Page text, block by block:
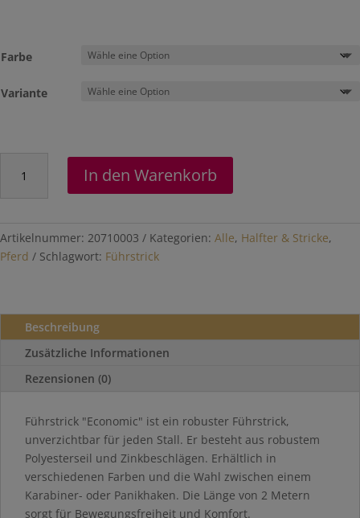
Farbe
Variante
"Economic"
In den Warenkorb
Artikelnummer: 20710003 Kategorien: Alle, Halfter & Stricke,
Pferd
Schlagwort: Führstrick
Beschreibung
Zusätzliche Informationen
Rezensionen (0)
Führstrick "Economic" ist ein robuster Führstrick,
unverzichtbar für jeden Stall. Er besteht aus robustem
Polyesterseil und Zinkbeschlägen. Erhältlich in
verschiedenen Farben und die Wahl zwischen einem
Karabiner- oder Panikhaken. Die Länge von 2 Metern
sorgt für Bewegungsfreiheit und Komfort.